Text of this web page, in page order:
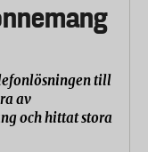
till
av
och hittat stora